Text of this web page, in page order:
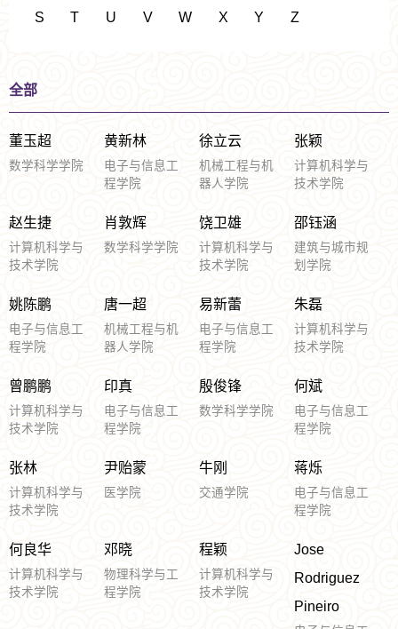
S T U V W X Y Z
全部
董玉超
数学科学学院
黄新林
电子与信息工
程学院
徐立云
机械工程与机
器人学院
张颖
计算机科学与
技术学院
赵生捷
计算机科学与
技术学院
肖敦辉
数学科学学院
饶卫雄
计算机科学与
技术学院
邵钰涵
建筑与城市规
划学院
姚陈鹏
电子与信息工
程学院
唐一超
机械工程与机
器人学院
易新蕾
电子与信息工
程学院
朱磊
计算机科学与
技术学院
曾鹏鹏
计算机科学与
技术学院
印真
电子与信息工
程学院
殷俊锋
数学科学学院
何斌
电子与信息工
程学院
张林
计算机科学与
技术学院
尹贻蒙
医学院
牛刚
交通学院
蒋烁
电子与信息工
程学院
何良华
计算机科学与
技术学院
邓晓
物理科学与工
程学院
程颖
计算机科学与
技术学院
Jose
Rodriguez
Pineiro